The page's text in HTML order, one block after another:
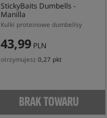
StickyBaits Dumbells -
Manilla
Kulki proteinowe dumbellsy
43,99 PLN
otrzymujesz 0,27 pkt
BRAK TOWARU